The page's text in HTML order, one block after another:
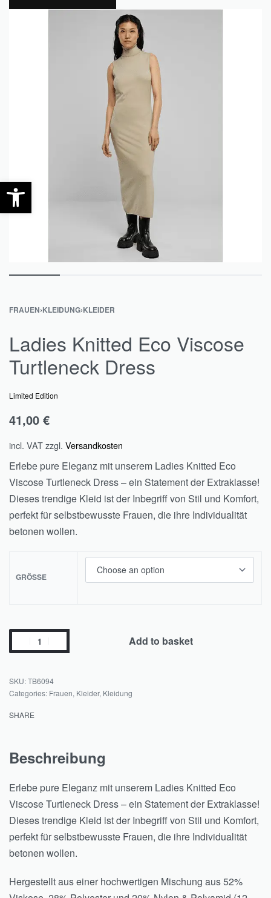
FRAUEN›KLEIDUNG›KLEIDER
Ladies Knitted Eco Viscose
Turtleneck Dress
Limited Edition
41,00 €
incl. VATzzgl. Versandkosten
Erlebe pure Eleganz mit unserem Ladies Knitted Eco
Viscose Turtleneck Dress – ein Statement der Extraklasse!
Dieses trendige Kleid ist der Inbegriff von Stil und Komfort,
perfekt für selbstbewusste Frauen, die ihre Individualität
betonen wollen.
GRÖSSE
Add to basket
TB6094
Categories: Frauen, Kleider, Kleidung
SHARE
Beschreibung
Erlebe pure Eleganz mit unserem Ladies Knitted Eco
Viscose Turtleneck Dress – ein Statement der Extraklasse!
Dieses trendige Kleid ist der Inbegriff von Stil und Komfort,
perfekt für selbstbewusste Frauen, die ihre Individualität
betonen wollen.
Hergestellt aus einer hochwertigen Mischung aus 52%
Open toolbar